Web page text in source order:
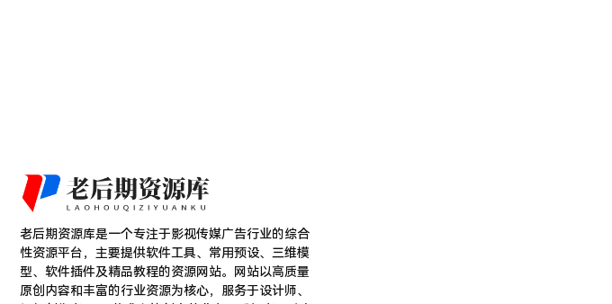
老后期资源库是一个专注于影视传媒广告行业的综合
性资源平台，主要提供软件工具、常用预设、三维模
型、软件插件及精品教程的资源网站。网站以高质量
原创内容和丰富的行业资源为核心，服务于设计师、